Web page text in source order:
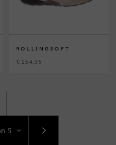
ROLLINGSOFT
€ 154,95
VOLGENDE